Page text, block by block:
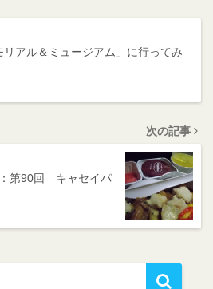
リアル＆ミュージアム」に行ってみ
次の記事
：第90回 キャセイパ